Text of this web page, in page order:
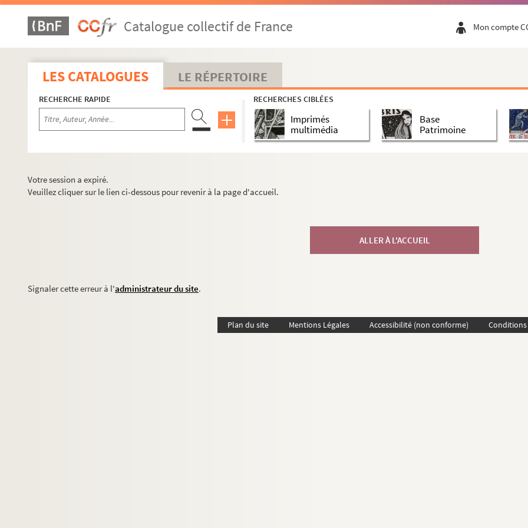
Catalogue collectif de France Mon compte
LES CATALOGUES LE RÉPERTOIRE
RECHERCHE RAPIDE RECHERCHES CIBLÉES
Imprimés
multimédia
Base
Patrimoine
Votre session a expiré.
Veuillez cliquer sur le lien ci-dessous pour revenir à la page d'accueil.
ALLER À L'ACCUEIL
Signaler cette erreur à l'administrateur du site.
Plan du site Mentions Légales Accessibilité (non conforme)